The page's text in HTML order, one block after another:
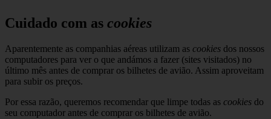
Cuidado com as cookies
Aparentemente as companhias aéreas utilizam as cookies dos nossos
computadores para ver o que andámos a fazer (sites visitados) no
último mês antes de comprar os bilhetes de avião. Assim aproveitam
para subir os preços.
Por essa razão, queremos recomendar que limpe todas as cookies do
seu computador antes de comprar os bilhetes de avião.